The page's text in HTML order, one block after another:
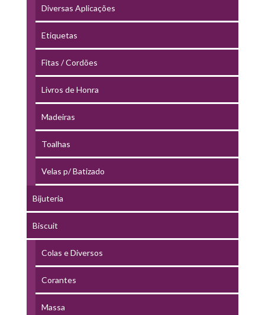
Diversas Aplicações
Etiquetas
Fitas / Cordões
Livros de Honra
Madeiras
Toalhas
Velas p/ Batizado
Bijuteria
Biscuit
Colas e Diversos
Corantes
Massa